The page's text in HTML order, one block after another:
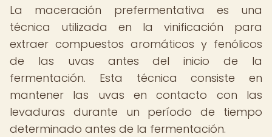
La maceración prefermentativa es una
técnica utilizada en la vinificación para
extraer compuestos aromáticos y fenólicos
de las uvas antes del inicio de la
fermentación. Esta técnica consiste en
mantener las uvas en contacto con las
levaduras durante un período de tiempo
determinado antes de la fermentación.